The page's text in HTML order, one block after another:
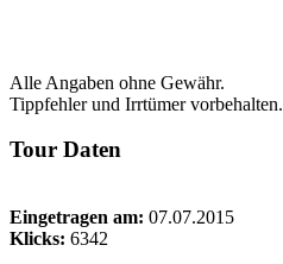
Alle Angaben ohne Gewähr.
Tippfehler und Irrtümer vorbehalten.
Tour Daten
Eingetragen am: 07.07.2015
Klicks: 6342